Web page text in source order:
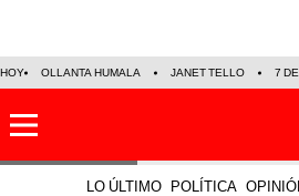
LO ÚLTIMO POLÍTICA